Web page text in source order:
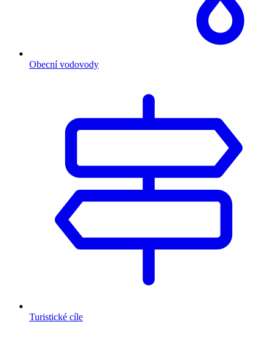
Obecní vodovody
Turistické cíle